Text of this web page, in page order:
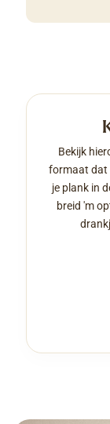
Bekijk
formaat dat
je plank in
breid 'm